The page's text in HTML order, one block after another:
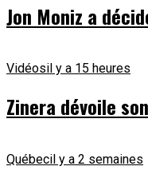
Jon Moniz a
Vidéosil y a 15 heures
Zinera dévoile
Québecil y a 2 semaines